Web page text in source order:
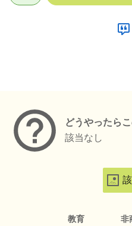
どうやったら
該当なし
教育 非